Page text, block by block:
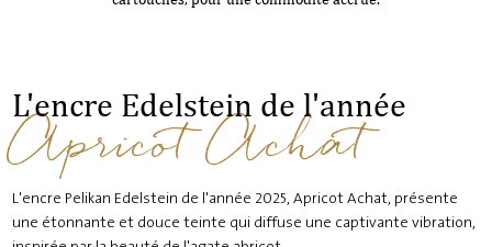
L'encre Edelstein de l'année
Apricot Achat
L'encre Pelikan Edelstein de l'année 2025, Apricot Achat, présente
une étonnante et douce teinte qui diffuse une captivante vibration,